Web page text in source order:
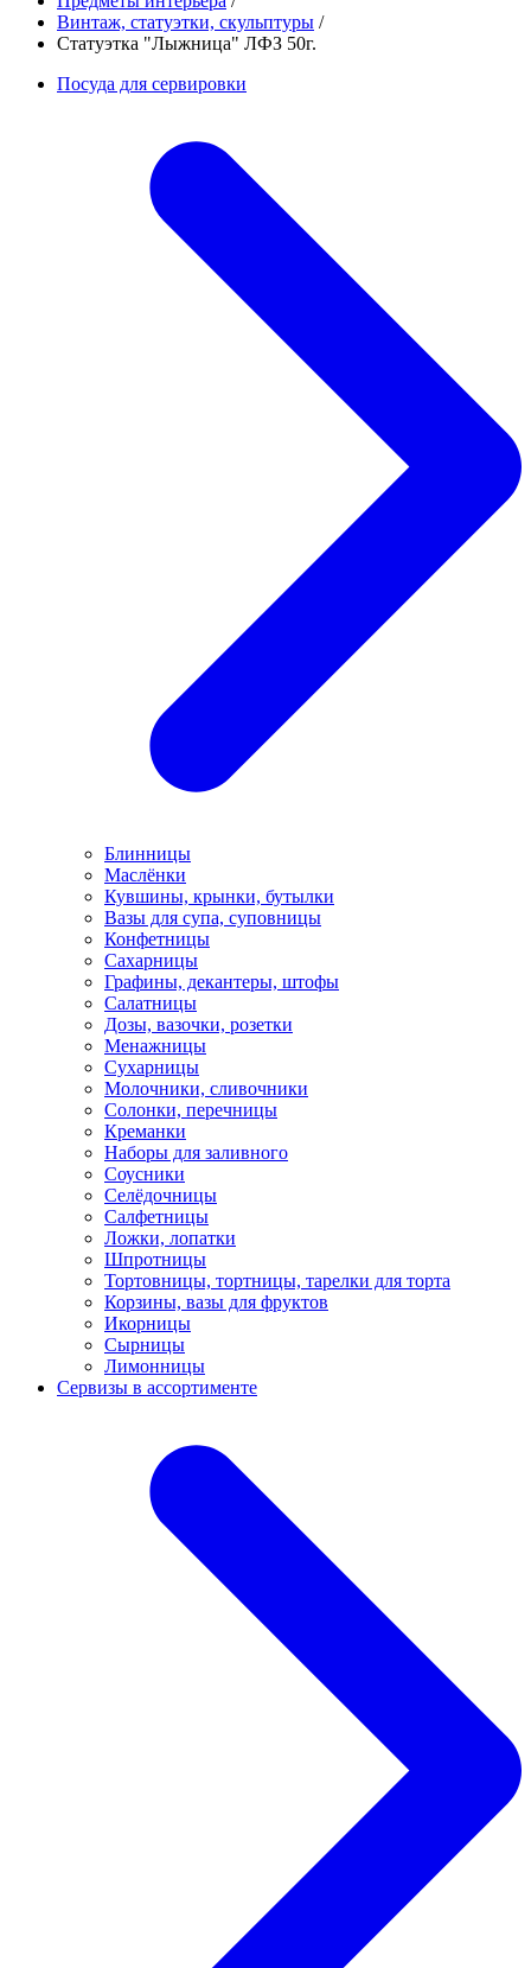
Винтаж, статуэтки, скульптуры /
Статуэтка "Лыжница" ЛФЗ 50г.
Посуда для сервировки
Блинницы
Маслёнки
Кувшины, крынки, бутылки
Вазы для супа, суповницы
Конфетницы
Сахарницы
Графины, декантеры, штофы
Салатницы
Дозы, вазочки, розетки
Менажницы
Сухарницы
Молочники, сливочники
Солонки, перечницы
Креманки
Наборы для заливного
Соусники
Селёдочницы
Салфетницы
Ложки, лопатки
Шпротницы
Тортовницы, тортницы, тарелки для торта
Корзины, вазы для фруктов
Икорницы
Сырницы
Лимонницы
Сервизы в ассортименте